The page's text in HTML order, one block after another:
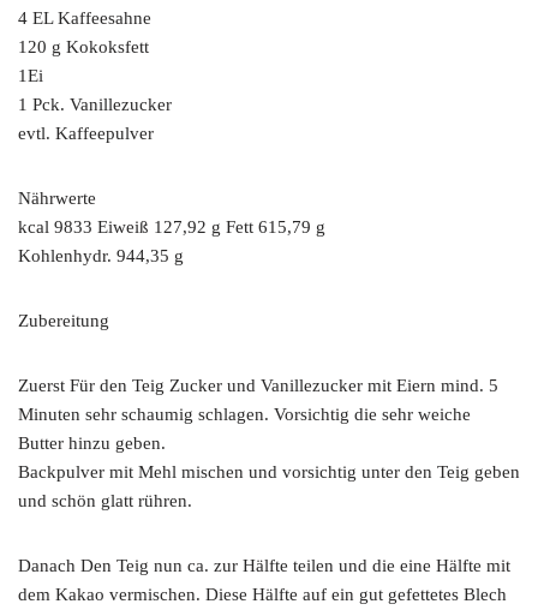
4 EL Kaffeesahne
120 g Kokoksfett
1Ei
1 Pck. Vanillezucker
evtl. Kaffeepulver
Nährwerte
kcal 9833 Eiweiß 127,92 g Fett 615,79 g
Kohlenhydr. 944,35 g
Zubereitung
Zuerst Für den Teig Zucker und Vanillezucker mit Eiern mind. 5
Minuten sehr schaumig schlagen. Vorsichtig die sehr weiche
Butter hinzu geben.
Backpulver mit Mehl mischen und vorsichtig unter den Teig geben
und schön glatt rühren.
Danach Den Teig nun ca. zur Hälfte teilen und die eine Hälfte mit
dem Kakao vermischen. Diese Hälfte auf ein gut gefettetes Blech